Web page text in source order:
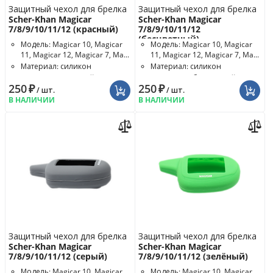
Защитный чехол для брелка
Scher-Khan Magicar
7/8/9/10/11/12 (красный)
Модель: Magicar 10, Magicar
11, Magicar 12, Magicar 7, Ma...
Материал: силикон
Цвет чехла: красный
250₽/ шт.
В НАЛИЧИИ
Защитный чехол для брелка
Scher-Khan Magicar
7/8/9/10/11/12
(бесцветный)
Модель: Magicar 10, Magicar
11, Magicar 12, Magicar 7, Ma...
Материал: силикон
Цвет чехла: бесцветный
250₽/ шт.
В НАЛИЧИИ
Защитный чехол для брелка
Scher-Khan Magicar
7/8/9/10/11/12 (серый)
Защитный чехол для брелка
Scher-Khan Magicar
7/8/9/10/11/12 (зелёный)